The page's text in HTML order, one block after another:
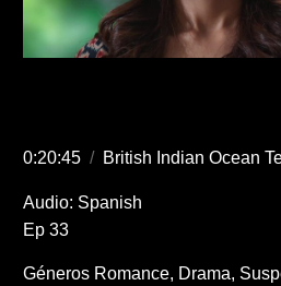
0:20:45 / British Indian Ocean
Audio: Spanish
Ep 33
Géneros Romance Drama